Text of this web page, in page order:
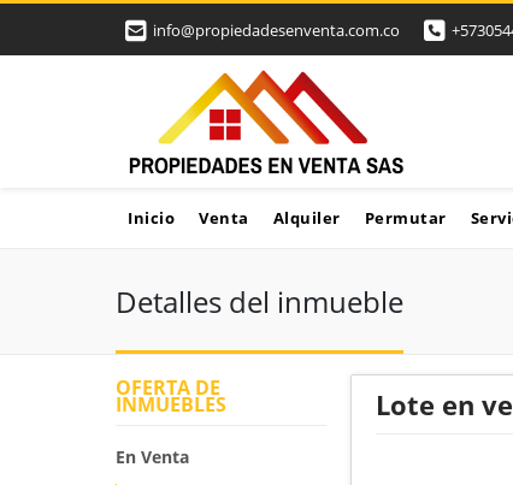
info@propiedadesenventa.com.co
Inicio Venta Alquiler Permutar
Detalles del inmueble
OFERTA DE
INMUEBLES
En Venta
Lote en